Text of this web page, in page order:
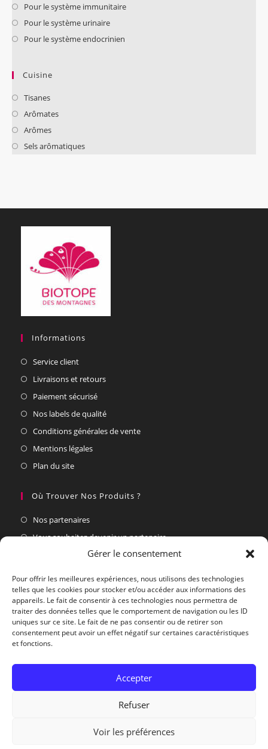
Gérer le consentement
Pour offrir les meilleures expériences, nous utilisons des technologies
telles que les cookies pour stocker et/ou accéder aux informations des
appareils. Le fait de consentir à ces technologies nous permettra de
traiter des données telles que le comportement de navigation ou les ID
uniques sur ce site. Le fait de ne pas consentir ou de retirer son
consentement peut avoir un effet négatif sur certaines caractéristiques
et fonctions.
Accepter
Refuser
Voir les préférences
Pour le système immunitaire
Pour le système urinaire
Pour le système endocrinien
Cuisine
Tisanes
Arômates
Arômes
Sels arômatiques
Informations
Service client
Livraisons et retours
Paiement sécurisé
Nos labels de qualité
Conditions générales de vente
Mentions légales
Plan du site
Où Trouver Nos Produits ?
Nos partenaires
Vous souhaitez devenir un partenaire
Par courrier :
Village Actif, 30460 Soudorgues
Par téléphone :
04.66.85.44.59
Par E-mail :
contact@biotopedesmontagnes.fr
Copyright © 2026 - Biotope des Montagnes - Concocté avec